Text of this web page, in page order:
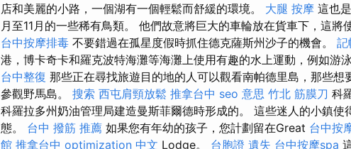
店和美麗的小路，一個湖有一個輕鬆而舒緩的環境。 大腿 按摩 這也
月至11月的一些稀有鳥類。 他們故意將巨大的車輪放在貨車下，這將
台中按摩排毒 不要錯過在孤星度假時抓住德克薩斯州沙子的機會。 記
港，博卡奇卡和羅克波特海灘等海灘上使用有趣的水上運動，例如游
台中整復 那些正在尋找旅遊目的地的人可以觀看南帕德里島，那些想
參觀野馬島。 搜索 西屯肩頸放鬆 推拿台中 seo 意思 竹北 筋膜刀 科
科羅拉多州奶油管理局建造曼斯菲爾德時形成的。 這些迷人的小鎮使
態。 台中 撥筋 推薦 如果您有年幼的孩子，您計劃留在Great 台中按
館 推拿台中 optimization 中文 Lodge。 台胞證 遺失 台中按摩spa